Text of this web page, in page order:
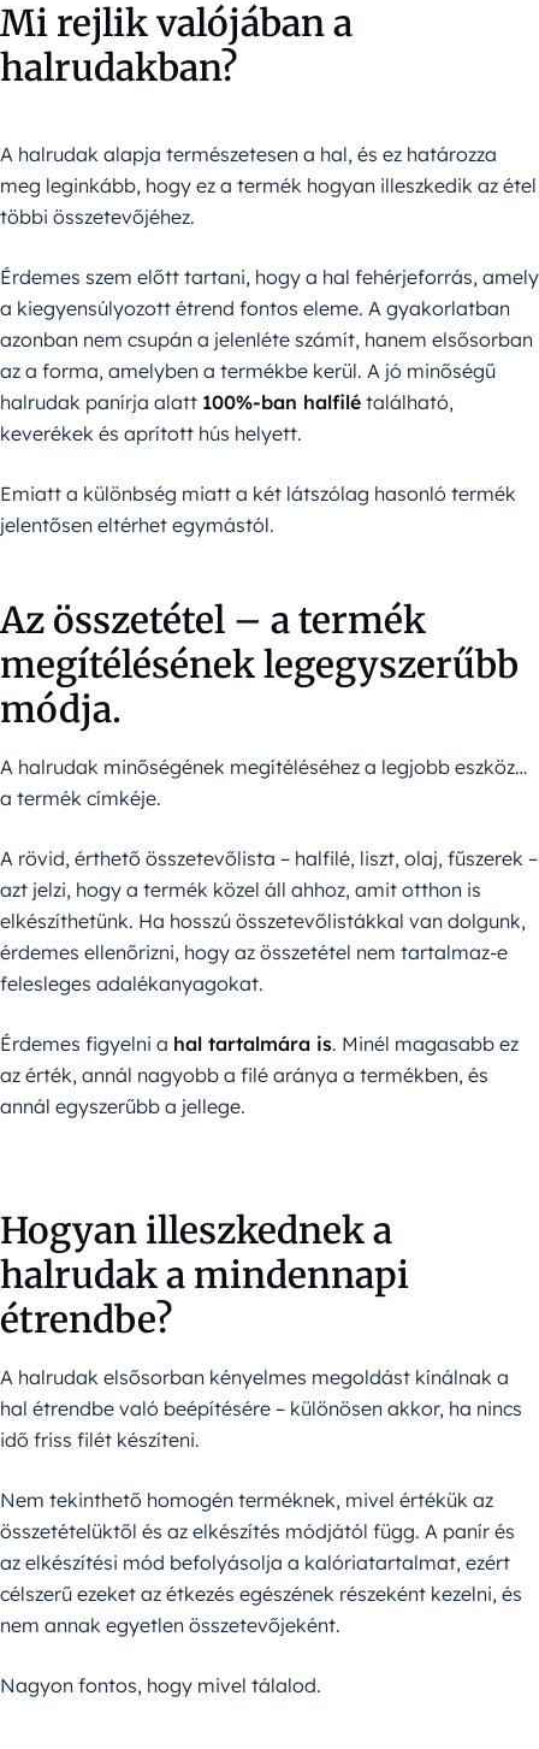
Mi rejlik valójában a
halrudakban?
A halrudak alapja természetesen a hal, és ez határozza
meg leginkább, hogy ez a termék hogyan illeszkedik az étel
többi összetevőjéhez.
Érdemes szem előtt tartani, hogy a hal fehérjeforrás, amely
a kiegyensúlyozott étrend fontos eleme. A gyakorlatban
azonban nem csupán a jelenléte számít, hanem elsősorban
az a forma, amelyben a termékbe kerül. A jó minőségű
halrudak panírja alatt 100%-ban halfilé található,
keverékek és aprított hús helyett.
Emiatt a különbség miatt a két látszólag hasonló termék
jelentősen eltérhet egymástól.
Az összetétel – a termék
megítélésének legegyszerűbb
módja.
A halrudak minőségének megítéléséhez a legjobb eszköz…
a termék címkéje.
A rövid, érthető összetevőlista – halfilé, liszt, olaj, fűszerek –
azt jelzi, hogy a termék közel áll ahhoz, amit otthon is
elkészíthetünk. Ha hosszú összetevőlistákkal van dolgunk,
érdemes ellenőrizni, hogy az összetétel nem tartalmaz-e
felesleges adalékanyagokat.
Érdemes figyelni a hal tartalmára is. Minél magasabb ez
az érték, annál nagyobb a filé aránya a termékben, és
annál egyszerűbb a jellege.
Hogyan illeszkednek a
halrudak a mindennapi
étrendbe?
A halrudak elsősorban kényelmes megoldást kínálnak a
hal étrendbe való beépítésére – különösen akkor, ha nincs
idő friss filét készíteni.
Nem tekinthető homogén terméknek, mivel értékük az
összetételüktől és az elkészítés módjától függ. A panír és
az elkészítési mód befolyásolja a kalóriatartalmat, ezért
célszerű ezeket az étkezés egészének részeként kezelni, és
nem annak egyetlen összetevőjeként.
Nagyon fontos, hogy mivel tálalod.